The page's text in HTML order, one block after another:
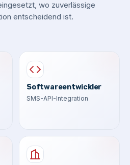
wo zuverlässige
entscheidend ist.
Softwareentwickler
SMS-API-Integration